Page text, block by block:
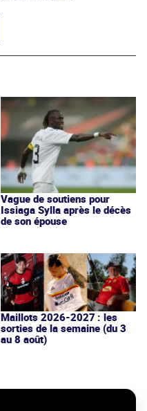
Vague de soutiens pour
Issiaga Sylla après le décès
de son épouse
Maillots 2026-2027 : les
sorties de la semaine (du 3
au 8 août)